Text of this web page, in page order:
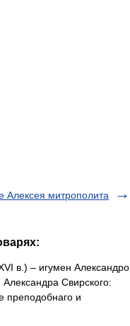
Алексея митрополита
в.) – игумен Александро
Свирского:
преподобнаго и